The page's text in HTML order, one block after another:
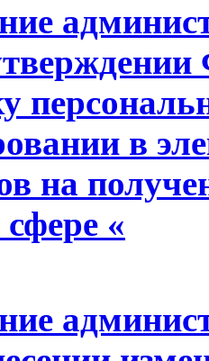
в
на
«